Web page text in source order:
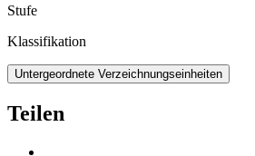
Stufe
Klassifikation
Untergeordnete Verzeichnungseinheiten
Teilen